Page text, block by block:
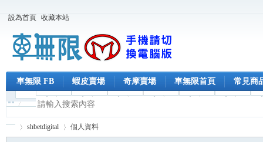
設為首頁 收藏本站
車無限 FB 蝦皮賣場 奇摩賣場 車無限首頁 常見商
shbetdigital 個人資料